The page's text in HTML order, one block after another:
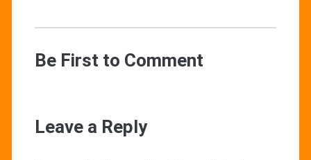
Be First to Comment
Leave a Reply